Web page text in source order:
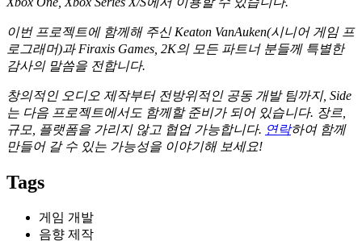
이번 프로젝트에 함께해 주신 Keaton VanAuken(시니어 게임 프
로그래머)과 Firaxis Games, 2K의 모든 파트너 분들께 특별한
감사의 말씀을 전합니다.
창의적인 오디오 제작부터 전방위적인 공동 개발 팀까지, Side
는 다음 프로젝트에서도 함께할 준비가 되어 있습니다. 장르,
규모, 플랫폼을 가리지 않고 협업 가능합니다. 연락하여 함께
만들어 갈 수 있는 가능성을 이야기해 보세요!
Tags
게임 개발
음향 제작